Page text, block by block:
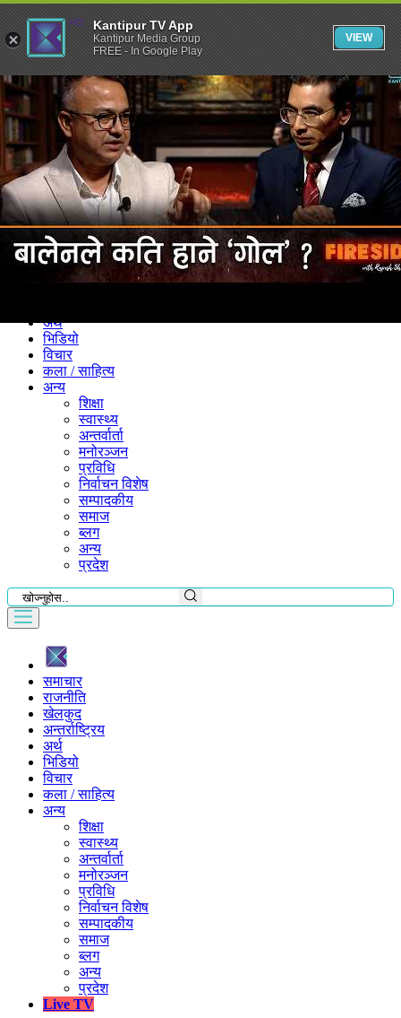
समाचार
राजनीति
अर्थ
भिडियो
विचार
कला / साहित्य
अन्य
शिक्षा
स्वास्थ्य
अन्तर्वार्ता
मनोरञ्जन
प्रविधि
निर्वाचन विशेष
सम्पादकीय
समाज
ब्लग
अन्य
प्रदेश
समाचार
राजनीति
खेलकुद
अन्तर्राष्ट्रिय
अर्थ
भिडियो
विचार
कला / साहित्य
अन्य
शिक्षा
स्वास्थ्य
अन्तर्वार्ता
मनोरञ्जन
प्रविधि
निर्वाचन विशेष
सम्पादकीय
समाज
ब्लग
अन्य
प्रदेश
Live TV
Kantipur TV App
Kantipur Media Group
FREE - In Google Play
VIEW